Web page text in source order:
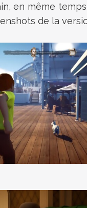
en même
de la